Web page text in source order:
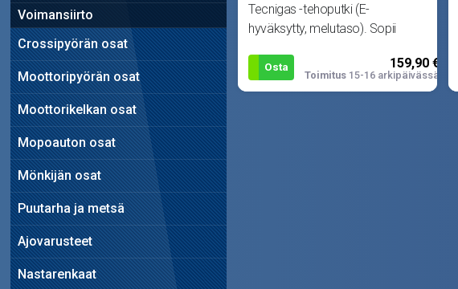
Voimansiirto
Crossipyörän osat
Moottoripyörän osat
Moottorikelkan osat
Mopoauton osat
Mönkijän osat
Puutarha ja metsä
Ajovarusteet
Nastarenkaat
Tecnigas -tehoputki (E-
hyväksytty, melutaso). Sopii
Stunt sekä Yam
Osta 159,90 €
Toimitus 15-16 arkipäivässä